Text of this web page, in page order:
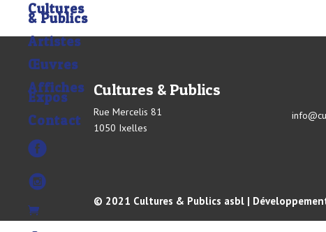
Cultures
& Publics
Artistes
Œuvres
Affiches
Expos
Contact
Cultures & Publics
Rue Mercelis 81
1050 Ixelles
© 2021 Cultures & Publics asbl |